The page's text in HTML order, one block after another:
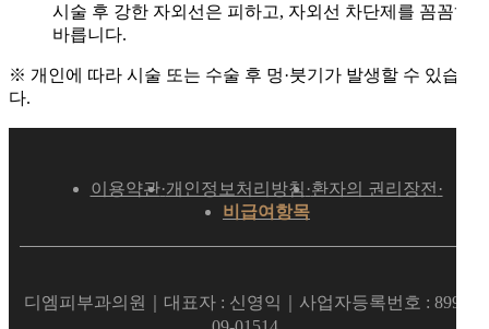
시술 후 강한 자외선은 피하고, 자외선 차단제를 꼼꼼히
바릅니다.
※ 개인에 따라 시술 또는 수술 후 멍·붓기가 발생할 수 있습니
다.
이용약관·개인정보처리방침 ·환자의 권리장전 ·
비급여항목
디엠피부과의원｜ 대표자 : 신영익｜ 사업자등록번호 : 899-